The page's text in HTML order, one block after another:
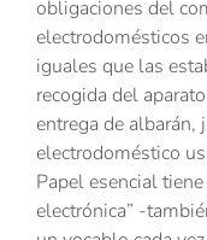
obligaciones del
electrodomésticos
iguales que las
recogida del
entrega de albarán,
electrodoméstico
Papel esencial
electrónica” -